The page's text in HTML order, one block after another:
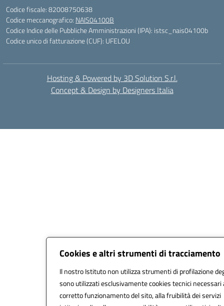
Cookies e altri strumenti di tracciamento
Il nostro Istituto non utilizza strumenti di profilazione
sono utilizzati esclusivamente cookies tecnici necessari
corretto funzionamento del sito, alla fruibilità dei servizi
Codice fiscale: 82008750638
Codice meccanografico: NAIS04100B
Codice Indice delle Pubbliche Amministrazioni (IPA): istsc_nais04100b
Codice unico di fatturazione (CUF): UFELOU
Hosting & Powered by 3D Solution S.r.l.
Concept & Design by Designers Italia